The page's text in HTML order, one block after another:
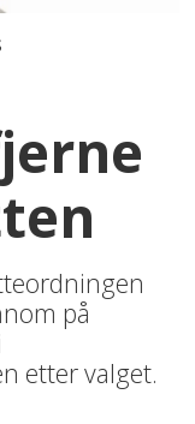
på
etter valget.